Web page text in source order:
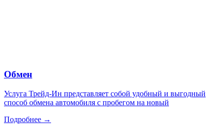
Обмен
Услуга Трейд-Ин представляет собой удобный и выгодный
способ обмена автомобиля с пробегом на новый
Подробнее →